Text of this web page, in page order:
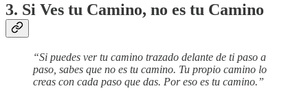
3. Si Ves tu Camino, no es tu Camino
“Si puedes ver tu camino trazado delante de ti paso a
paso, sabes que no es tu camino. Tu propio camino lo
creas con cada paso que das. Por eso es tu camino.”